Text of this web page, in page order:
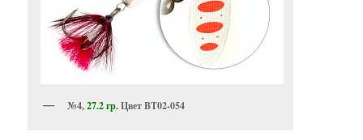
№4,27.2 гр.Цвет BT02-054